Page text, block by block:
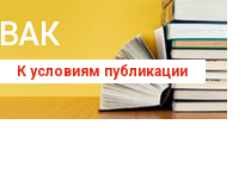
ВАК
К условиям публикации